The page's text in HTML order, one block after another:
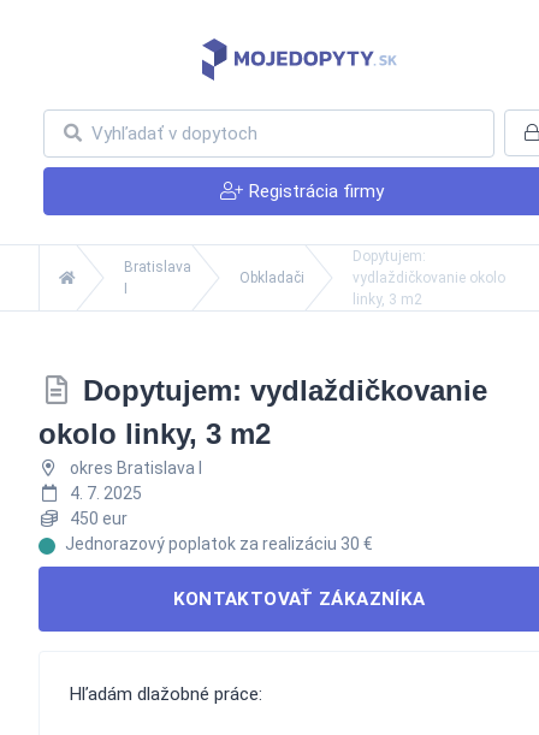
Registrácia firmy
Bratislava
Obkladači
Dopytujem:
vydlaždičkovanie okolo
linky, 3 m2
Dopytujem: vydlaždičkovanie
okolo linky, 3 m2
okres Bratislava I
4. 7. 2025
450 eur
Jednorazový poplatok za realizáciu 30 €
KONTAKTOVAŤ ZÁKAZNÍKA
Hľadám dlažobné práce: